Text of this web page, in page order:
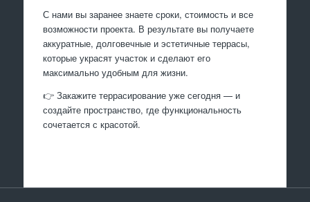
С нами вы заранее знаете сроки, стоимость и все
возможности проекта. В результате вы получаете
аккуратные, долговечные и эстетичные террасы,
которые украсят участок и сделают его
максимально удобным для жизни.
👉 Закажите террасирование уже сегодня — и
создайте пространство, где функциональность
сочетается с красотой.